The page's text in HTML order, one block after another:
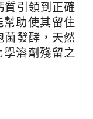
質引領到正確
助使其留住
菌發酵，天然
溶劑殘留之